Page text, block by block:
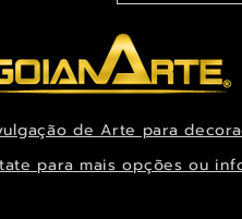
Orquídeas
Ternurenta imagem
para
Alegre imagem de
de Arte para
para mais opções ou